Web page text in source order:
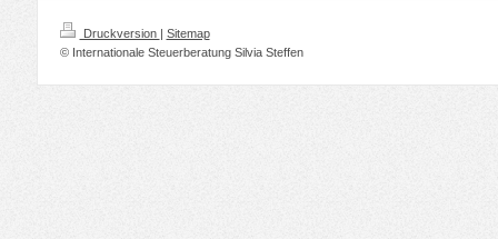
Druckversion | Sitemap
© Internationale Steuerberatung Silvia Steffen